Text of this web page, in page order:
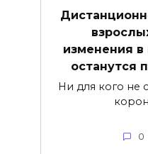
изменения в
останутся
Ни для кого не
0